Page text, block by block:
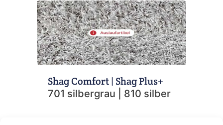
Shag Comfort | Shag Plus+
701 silbergrau | 810 silber